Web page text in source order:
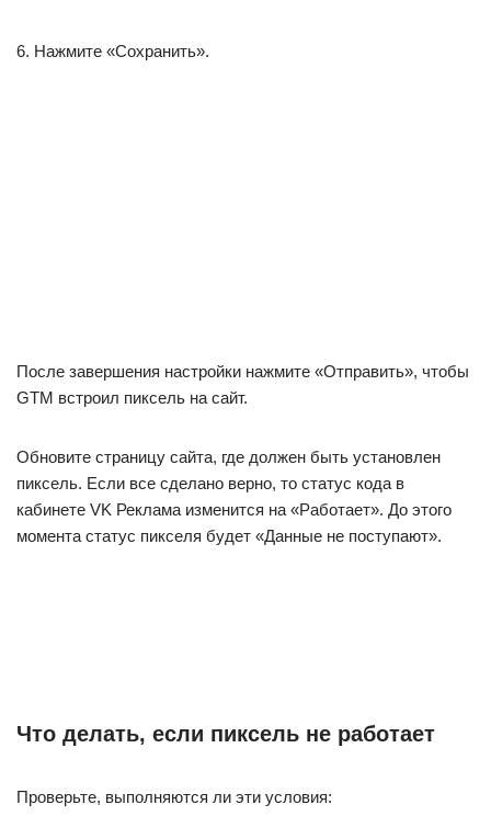
6. Нажмите «Сохранить».
После завершения настройки нажмите «Отправить», чтобы
GTM встроил пиксель на сайт.
Обновите страницу сайта, где должен быть установлен
пиксель. Если все сделано верно, то статус кода в
кабинете VK Реклама изменится на «Работает». До этого
момента статус пикселя будет «Данные не поступают».
Что делать, если пиксель не работает
Проверьте, выполняются ли эти условия: